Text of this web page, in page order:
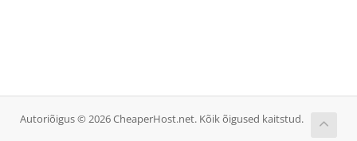
Autoriõigus © 2026 CheaperHost.net. Kõik õigused kaitstud.